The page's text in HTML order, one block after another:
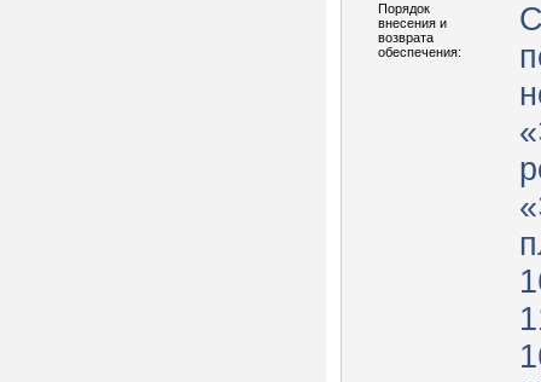
Порядок
внесения и
возврата
обеспечения: